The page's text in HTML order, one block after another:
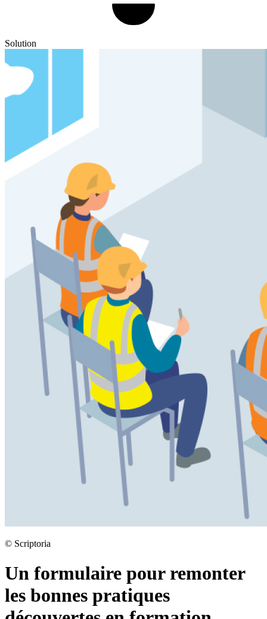
Solution
© Scriptoria
Un formulaire pour remonter
les bonnes pratiques